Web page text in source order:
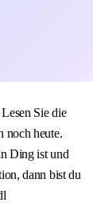
Sie die
noch heute.
Ding ist und
dann bist du